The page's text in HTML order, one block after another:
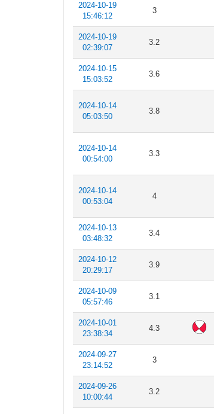
2024-10-19
15:46:12
3
2024-10-19
02:39:07
3.2
2024-10-15
15:03:52
3.6
2024-10-14
05:03:50
3.8
2024-10-14
00:54:00
3.3
2024-10-14
00:53:04
4
2024-10-13
03:48:32
3.4
2024-10-12
20:29:17
3.9
2024-10-09
05:57:46
3.1
2024-10-01
23:38:34
4.3
2024-09-27
23:14:52
3
2024-09-26
10:00:44
3.2